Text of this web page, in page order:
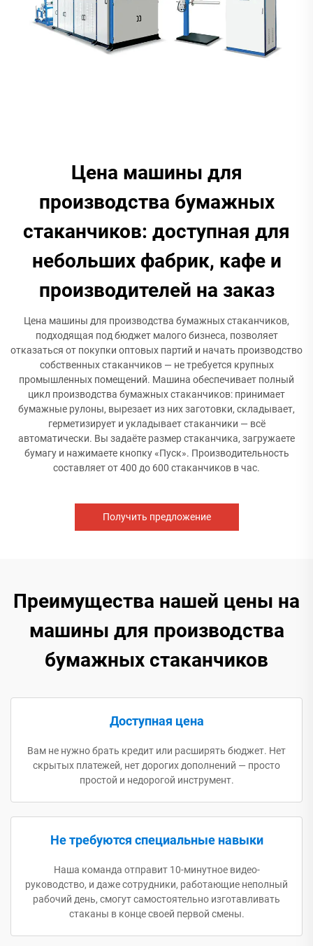
Цена машины для
производства бумажных
стаканчиков: доступная для
небольших фабрик, кафе и
производителей на заказ
Цена машины для производства бумажных стаканчиков,
подходящая под бюджет малого бизнеса, позволяет
отказаться от покупки оптовых партий и начать производство
собственных стаканчиков — не требуется крупных
промышленных помещений. Машина обеспечивает полный
цикл производства бумажных стаканчиков: принимает
бумажные рулоны, вырезает из них заготовки, складывает,
герметизирует и укладывает стаканчики — всё
автоматически. Вы задаёте размер стаканчика, загружаете
бумагу и нажимаете кнопку «Пуск». Производительность
составляет от 400 до 600 стаканчиков в час.
Получить предложение
Преимущества нашей цены на
машины для производства
бумажных стаканчиков
Доступная цена
Вам не нужно брать кредит или расширять бюджет. Нет
скрытых платежей, нет дорогих дополнений — просто
простой и недорогой инструмент.
Не требуются специальные навыки
Наша команда отправит 10-минутное видео-
руководство, и даже сотрудники, работающие неполный
рабочий день, смогут самостоятельно изготавливать
стаканы в конце своей первой смены.